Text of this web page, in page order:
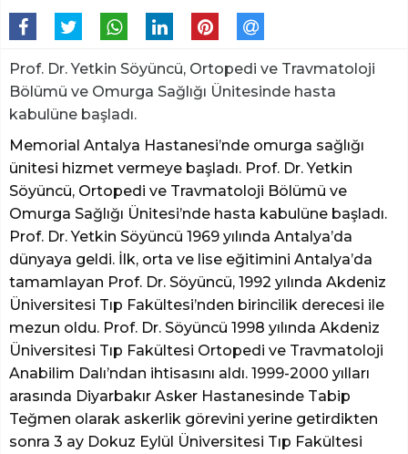
Prof. Dr. Yetkin Söyüncü, Ortopedi ve Travmatoloji
Bölümü ve Omurga Sağlığı Ünitesinde hasta
kabulüne başladı.
Memorial Antalya Hastanesi’nde omurga sağlığı
ünitesi hizmet vermeye başladı. Prof. Dr. Yetkin
Söyüncü, Ortopedi ve Travmatoloji Bölümü ve
Omurga Sağlığı Ünitesi’nde hasta kabulüne başladı.
Prof. Dr. Yetkin Söyüncü 1969 yılında Antalya’da
dünyaya geldi. İlk, orta ve lise eğitimini Antalya’da
tamamlayan Prof. Dr. Söyüncü, 1992 yılında Akdeniz
Üniversitesi Tıp Fakültesi’nden birincilik derecesi ile
mezun oldu. Prof. Dr. Söyüncü 1998 yılında Akdeniz
Üniversitesi Tıp Fakültesi Ortopedi ve Travmatoloji
Anabilim Dalı’ndan ihtisasını aldı. 1999-2000 yılları
arasında Diyarbakır Asker Hastanesinde Tabip
Teğmen olarak askerlik görevini yerine getirdikten
sonra 3 ay Dokuz Eylül Üniversitesi Tıp Fakültesi